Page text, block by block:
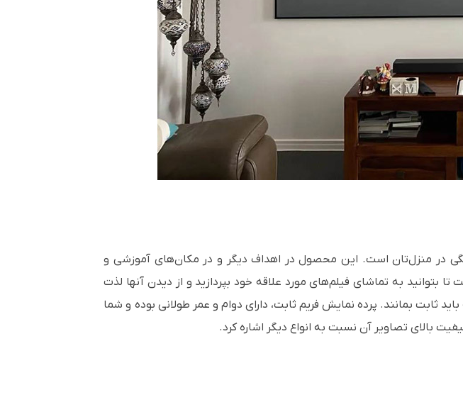
در منزل‌تان است. این محصول در اهداف دیگر و در مکان‌های آموزشی و
به تماشای فیلم‌های مورد علاقه خود بپردازید و از دیدن آنها لذت
ثابت بمانند. پرده نمایش فریم ثابت، دارای دوام و عمر طولانی بوده و شما
بالای تصاویر آن نسبت به انواع دیگر اشاره کرد.